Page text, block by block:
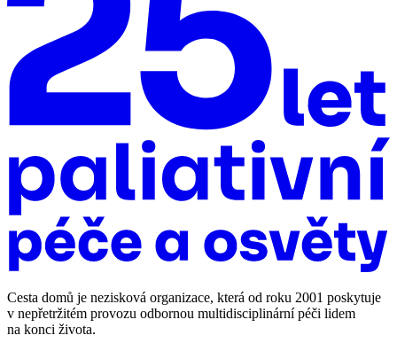
Cesta domů je nezisková organizace, která od roku 2001 poskytuje
v nepřetržitém provozu odbornou multidisciplinární péči lidem
na konci života.